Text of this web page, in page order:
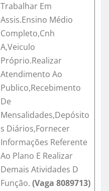
Trabalhar Em
Assis.Ensino Médio
Completo,Cnh
A,Veiculo
Próprio.Realizar
Atendimento Ao
Publico,Recebimento
De
Mensalidades,Depósito
s Diários,Fornecer
Informações Referente
Ao Plano E Realizar
Demais Atividades D
Função. (Vaga 8089713)